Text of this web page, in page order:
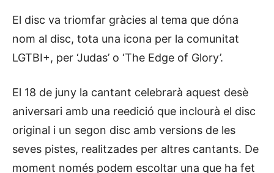
El disc va triomfar gràcies al tema que dóna
nom al disc, tota una icona per la comunitat
LGTBI+, per ‘Judas’ o ‘The Edge of Glory’.
El 18 de juny la cantant celebrarà aquest desè
aniversari amb una reedició que inclourà el disc
original i un segon disc amb versions de les
seves pistes, realitzades per altres cantants. De
moment només podem escoltar una que ha fet